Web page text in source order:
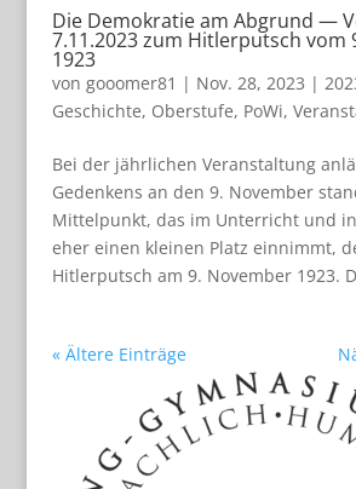
Die Demokratie am Abgrund —
7.11.2023 zum Hitlerputsch vom
1923
von gooomer81 | Nov. 28, 2023 |
Geschichte, Oberstufe, PoWi,
Bei der jähr­li­chen Ver­an­stal­tung
Geden­kens an den 9. Novem­ber
Mit­tel­punkt, das im Unter­richt und
eher einen klei­nen Platz ein­nimmt,
Hit­ler­putsch am 9. Novem­ber 1923.
« Ältere Einträge